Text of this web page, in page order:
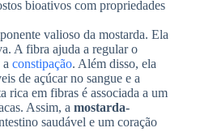
bioativos com propriedades
valioso da mostarda. Ela
A fibra ajuda a regular o
constipação. Além disso, ela
de açúcar no sangue e a
rica em fibras é associada a um
Assim, a mostarda-
saudável e um coração